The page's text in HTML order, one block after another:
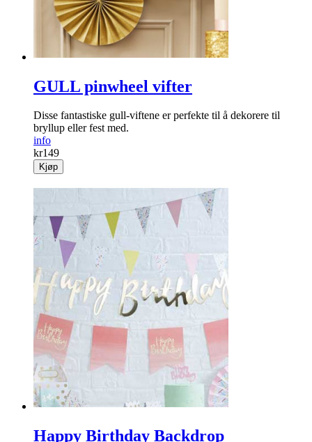
GULL pinwheel vifter
Disse fantastiske gull-viftene er perfekte til å dekorere til
bryllup eller fest med.
info
kr149
Kjøp
Happy Birthday Backdrop